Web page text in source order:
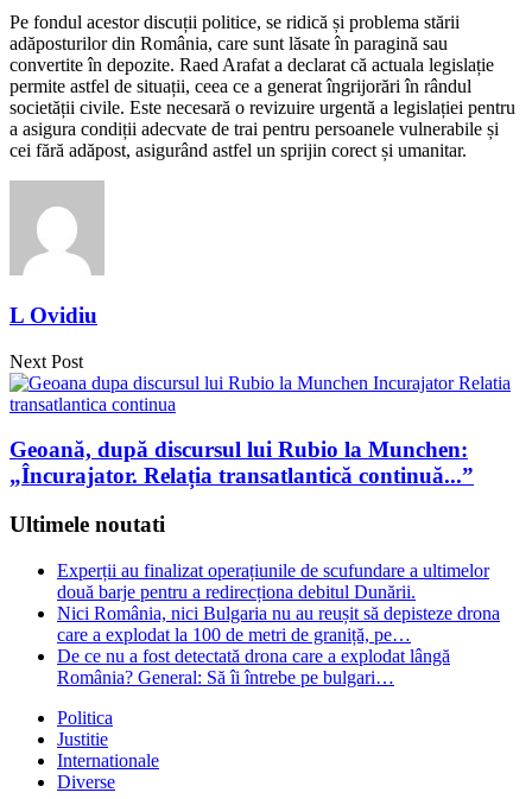
Pe fondul acestor discuții politice, se ridică și problema stării
adăposturilor din România, care sunt lăsate în paragină sau
convertite în depozite. Raed Arafat a declarat că actuala legislație
permite astfel de situații, ceea ce a generat îngrijorări în rândul
societății civile. Este necesară o revizuire urgentă a legislației pentru
a asigura condiții adecvate de trai pentru persoanele vulnerabile și
cei fără adăpost, asigurând astfel un sprijin corect și umanitar.
L Ovidiu
Next Post
Geoană, după discursul lui Rubio la Munchen:
„Încurajator. Relația transatlantică continuă...”
Ultimele noutati
Experții au finalizat operațiunile de scufundare a ultimelor
două barje pentru a redirecționa debitul Dunării.
Nici România, nici Bulgaria nu au reușit să depisteze drona
care a explodat la 100 de metri de graniță, pe…
De ce nu a fost detectată drona care a explodat lângă
România? General: Să îi întrebe pe bulgari…
Politica
Justitie
Internationale
Diverse